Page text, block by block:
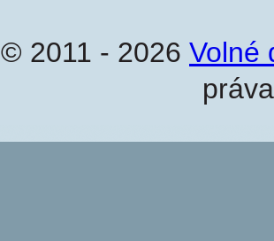
© 2011 - 2026 Volné